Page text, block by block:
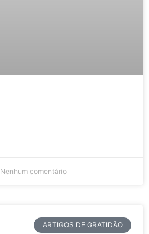
Nenhum comentário
ARTIGOS DE GRATIDÃO